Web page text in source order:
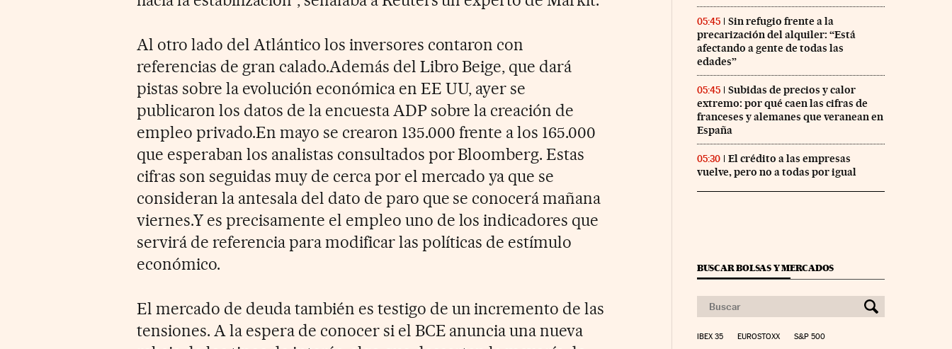
Al otro lado del Atlántico los inversores contaron con
referencias de gran calado.Además del Libro Beige, que dará
pistas sobre la evolución económica en EE UU, ayer se
publicaron los datos de la encuesta ADP sobre la creación de
empleo privado.En mayo se crearon 135.000 frente a los 165.000
que esperaban los analistas consultados por Bloomberg. Estas
cifras son seguidas muy de cerca por el mercado ya que se
consideran la antesala del dato de paro que se conocerá mañana
viernes.Y es precisamente el empleo uno de los indicadores que
servirá de referencia para modificar las políticas de estímulo
económico.
El mercado de deuda también es testigo de un incremento de las
tensiones. A la espera de conocer si el BCE anuncia una nueva
05:45
Sin refugio frente a la
precarización del alquiler: “Está
afectando a gente de todas las
edades”
05:45
Subidas de precios y calor
extremo: por qué caen las cifras de
franceses y alemanes que veranean en
España
05:30
El crédito a las empresas
vuelve, pero no a todas por igual
BUSCAR BOLSAS Y MERCADOS
IBEX 35 EUROSTOXX S&P 500